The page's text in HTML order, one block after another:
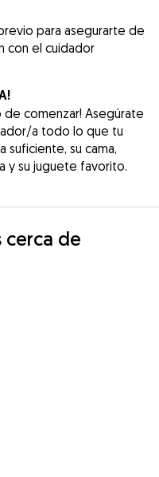
para asegurarte de
con el cuidador
de comenzar! Asegúrate
a todo lo que tu
suficiente, su cama,
y su juguete favorito.
cerca de